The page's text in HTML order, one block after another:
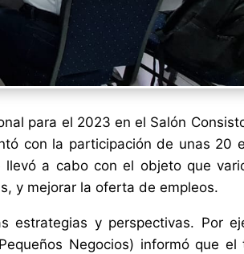
para el 2023 en el Salón
con la participación de unas 20
llevó a cabo con el objeto que
y mejorar la oferta de empleos.
estrategias y perspectivas. Por
Negocios) informó que el